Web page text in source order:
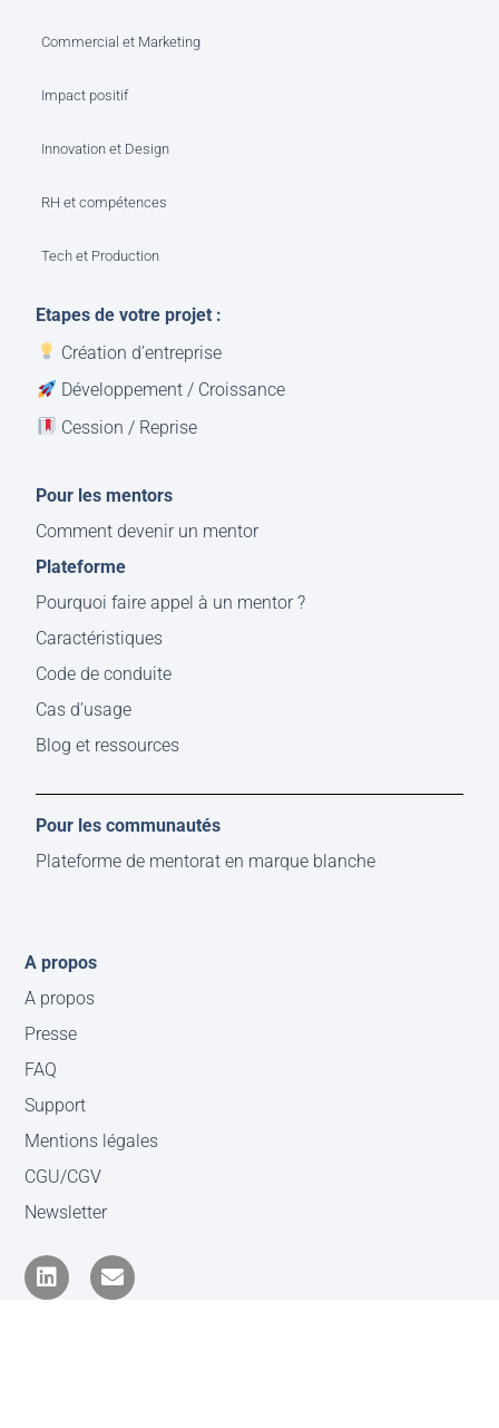
Commercial et Marketing
Impact positif
Innovation et Design
RH et compétences
Tech et Production
Etapes de votre projet :
Création d’entreprise
Développement / Croissance
Cession / Reprise
Pour les mentors
Comment devenir un mentor
Plateforme
Pourquoi faire appel à un mentor ?
Caractéristiques
Code de conduite
Cas d’usage
Blog et ressources
Pour les communautés
Plateforme de mentorat en marque blanche
A propos
A propos
Presse
FAQ
Support
Mentions légales
CGU/CGV
Newsletter